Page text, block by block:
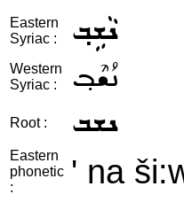
Eastern
Syriac :
ܢܵܫܹܒ݂
Western
Syriac :
ܢܳܫܶܒ݂
Root : ܢܫܒ
Eastern
phonetic
:
' na